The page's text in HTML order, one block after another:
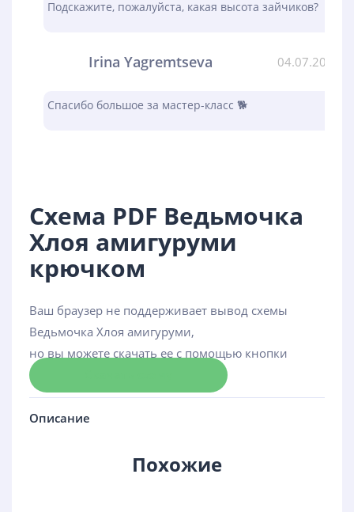
Подскажите, пожалуйста, какая высота зайчиков?
Irina Yagremtseva 04.07.2023
Спасибо большое за мастер-класс 🐕
Схема PDF Ведьмочка
Хлоя амигуруми
крючком
Ваш браузер не поддерживает вывод схемы
Ведьмочка Хлоя амигуруми,
но вы можете скачать ее с помощью кнопки
Описание
Похожие